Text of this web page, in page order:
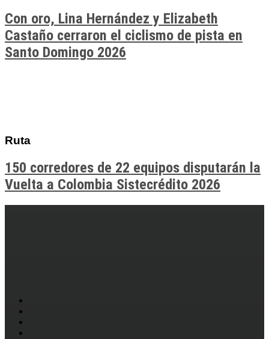
Con oro, Lina Hernández y Elizabeth
Castaño cerraron el ciclismo de pista en
Santo Domingo 2026
Ruta
150 corredores de 22 equipos disputarán la
Vuelta a Colombia Sistecrédito 2026